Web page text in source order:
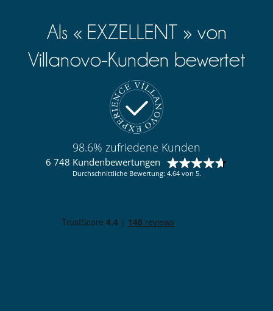
Als « EXZELLENT » von
Villanovo-Kunden bewertet
98.6% zufriedene Kunden
6 748 Kundenbewertungen
Durchschnittliche Bewertung: 4.64 von 5.